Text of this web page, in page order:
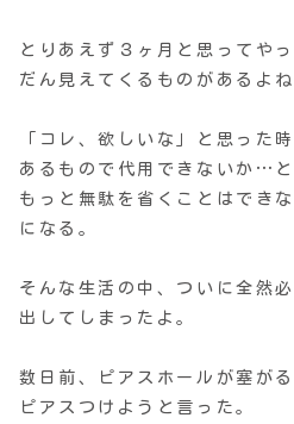
とりあえず３ヶ月と思ってや
だん見えてくるものがあるよね
「コレ、欲しいな」と思った
あるもので代用できないか…と
もっと無駄を省くことはでき
になる。
そんな生活の中、ついに全然
出してしまったよ。
数日前、ピアスホールが塞が
ピアスつけようと言った。